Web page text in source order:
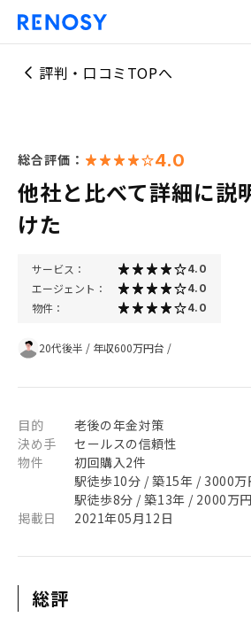
評判・口コミTOPへ
総合評価： 4.0
他社と比べて詳細に説
けた
サービス： 4.0
エージェント： 4.0
物件： 4.0
20代後半 / 年収600万円台 /
目的
老後の年金対策
決め手
セールスの信頼性
物件
初回購入2件
駅徒歩10分 / 築15年 / 3000万
駅徒歩8分 / 築13年 / 2000万
掲載日
2021年05月12日
総評